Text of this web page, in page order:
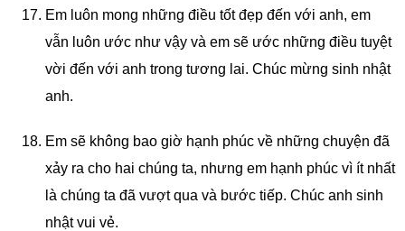
Em luôn mong những điều tốt đẹp đến với anh, em
vẫn luôn ước như vậy và em sẽ ước những điều tuyệt
vời đến với anh trong tương lai. Chúc mừng sinh nhật
anh.
Em sẽ không bao giờ hạnh phúc về những chuyện đã
xảy ra cho hai chúng ta, nhưng em hạnh phúc vì ít nhất
là chúng ta đã vượt qua và bước tiếp. Chúc anh sinh
nhật vui vẻ.